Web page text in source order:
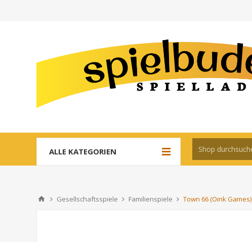
ALLE KATEGORIEN
Gesellschaftsspiele Familienspiele Town 66 (Oink Games)